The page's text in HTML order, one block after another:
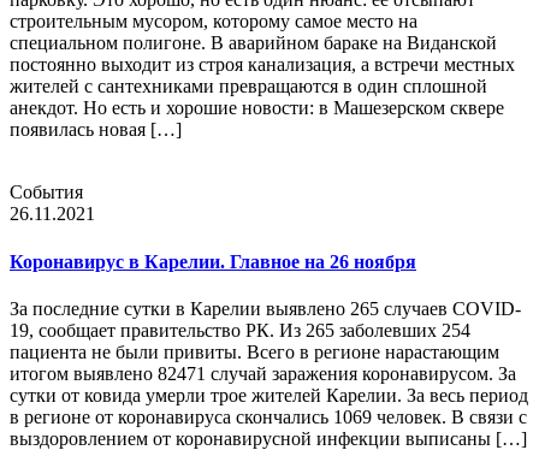
строительным мусором, которому самое место на
специальном полигоне. В аварийном бараке на Виданской
постоянно выходит из строя канализация, а встречи местных
жителей с сантехниками превращаются в один сплошной
анекдот. Но есть и хорошие новости: в Машезерском сквере
появилась новая […]
События
26.11.2021
Коронавирус в Карелии. Главное на 26 ноября
За последние сутки в Карелии выявлено 265 случаев COVID-
19, сообщает правительство РК. Из 265 заболевших 254
пациента не были привиты. Всего в регионе нарастающим
итогом выявлено 82471 случай заражения коронавирусом. За
сутки от ковида умерли трое жителей Карелии. За весь период
в регионе от коронавируса скончались 1069 человек. В связи с
выздоровлением от коронавирусной инфекции выписаны […]